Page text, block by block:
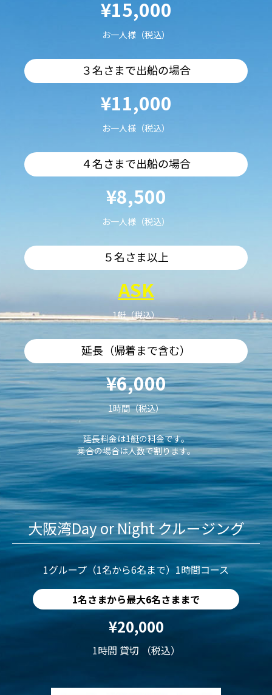
¥15,000
お一人様（税込）
３名さまで出船の場合
¥11,000
お一人様（税込）
４名さまで出船の場合
¥8,500
お一人様（税込）
５名さま以上
ASK
1艇（税込）
延長（帰着まで含む）
¥6,000
1時間（税込）
延長料金は1艇の料金です。
乗合の場合は人数で割ります。
大阪湾Day or Night クルージング
1グループ（1名から6名まで）1時間コース
1名さまから最大6名さままで
¥20,000
1時間 貸切 （税込）